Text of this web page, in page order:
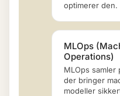
optimerer den.
MLOps
Operations)
MLOps
der bringer
modeller